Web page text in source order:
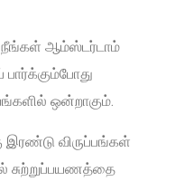
நீங்கள் ஆம்ஸ்டர்டாம்
ஒன்றாகும்.
இரண்டு விருப்பங்கள்
சுற்றுப்பயணத்தை